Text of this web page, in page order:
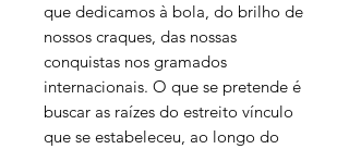
que dedicamos à bola, do brilho de
nossos craques, das nossas
conquistas nos gramados
internacionais. O que se pretende é
buscar as raízes do estreito vínculo
que se estabeleceu, ao longo do